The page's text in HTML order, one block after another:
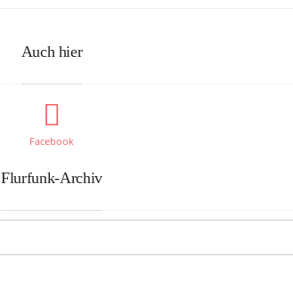
Auch hier
Facebook
Flurfunk-Archiv